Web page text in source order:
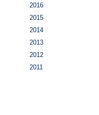
2016
2015
2014
2013
2012
2011